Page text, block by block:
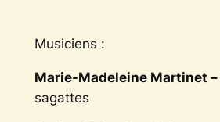
Musiciens :
Marie-Madeleine Martinet –
sagattes